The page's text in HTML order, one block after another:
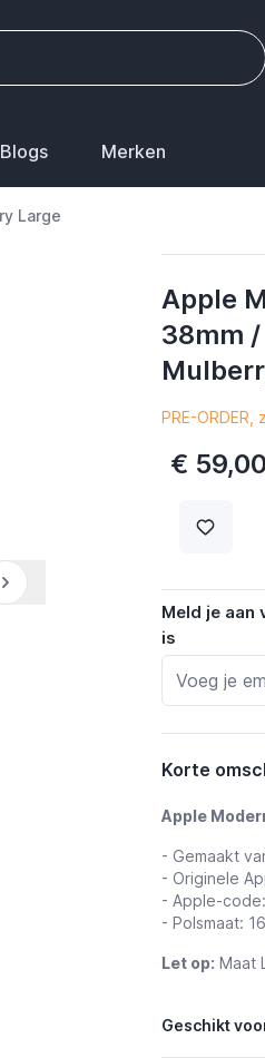
Blogs Merken
Large
Apple
38mm
PRE-
€ 59,00
Meld je aan
is
Korte
Apple
- Gemaakt
- Originele
- Apple-
- Polsmaat:
Let op: Maat
Geschikt